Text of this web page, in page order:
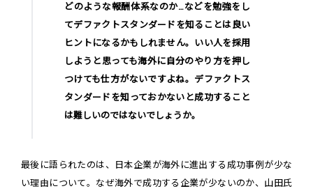
どのような報酬体系なのか…などを勉強をし
てデファクトスタンダードを知ることは良い
ヒントになるかもしれません。いい人を採用
しようと思っても海外に自分のやり方を押し
つけても仕方がないですよね。デファクトス
タンダードを知っておかないと成功すること
は難しいのではないでしょうか。
最後に語られたのは、日本企業が海外に進出する成功事例が少な
い理由について。なぜ海外で成功する企業が少ないのか、山田氏